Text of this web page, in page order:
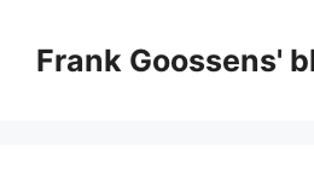
contentFrank Goossens'